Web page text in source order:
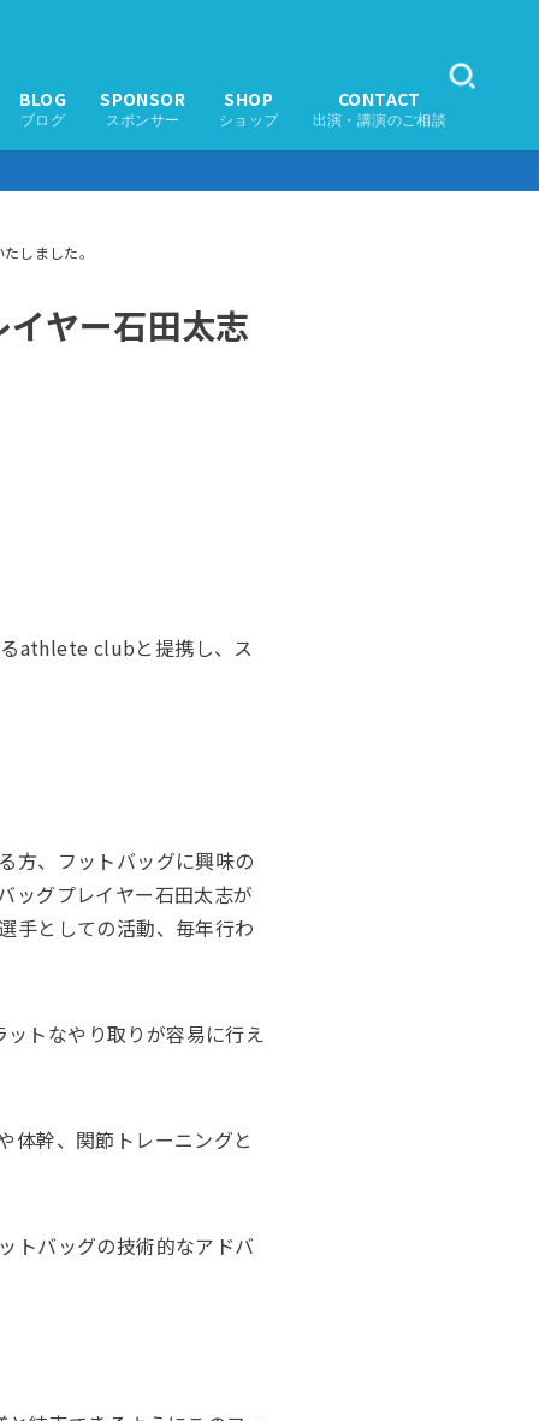
BLOG
ブログ
SPONSOR
スポンサー
SHOP
ショップ
CONTACT
出演・講演のご相談
しました。
ヤー石田太志
athlete clubと提携し、ス
方、フットバッグに興味の
ッグプレイヤー石田太志が
手としての活動、毎年行わ
トなやり取りが容易に行え
体幹、関節トレーニングと
トバッグの技術的なアドバ